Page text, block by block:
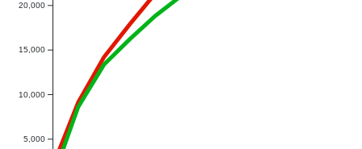
5,000
10,000
15,000
20,000